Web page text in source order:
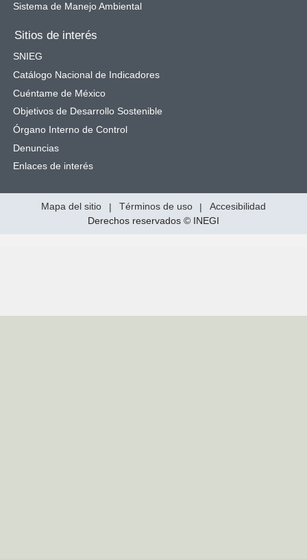
Sistema de Manejo Ambiental
Sitios de interés
SNIEG
Catálogo Nacional de Indicadores
Cuéntame de México
Objetivos de Desarrollo Sostenible
Órgano Interno de Control
Denuncias
Enlaces de interés
Mapa del sitio | Términos de uso |
Accesibilidad
Derechos reservados © INEGI